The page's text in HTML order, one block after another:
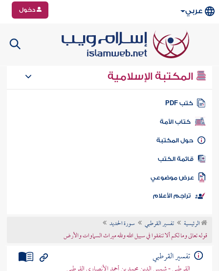
عربي دخول
المكتبة الإسلامية
كتب PDF
كتاب الأمة
المكتبة
الكتب
موضوعي
تراجم الأعلام
الرئيسية تفسير القرطبي
سورة الحديد
قوله تعالى وما لكم ألا تنفقوا في سبيل الله ولله ميراث السماوات والأرض
تفسير القرطبي